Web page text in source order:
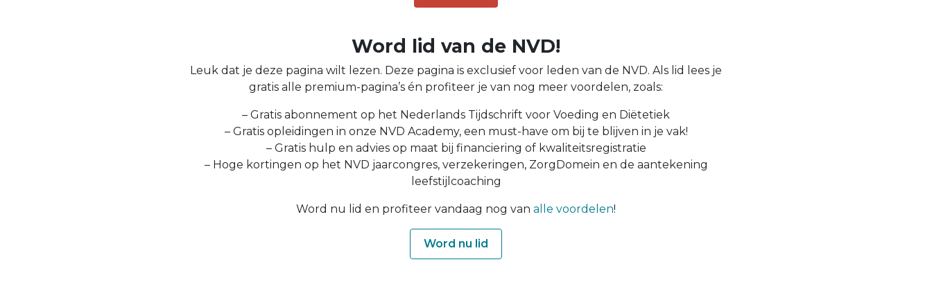
Word lid van de NVD!
Leuk dat je deze pagina wilt lezen. Deze pagina is exclusief voor leden van de NVD. Als lid lees je
gratis alle premium-pagina’s én profiteer je van nog meer voordelen, zoals:
– Gratis abonnement op het Nederlands Tijdschrift voor Voeding en Diëtetiek
– Gratis opleidingen in onze NVD Academy, een must-have om bij te blijven in je vak!
– Gratis hulp en advies op maat bij financiering of kwaliteitsregistratie
– Hoge kortingen op het NVD jaarcongres, verzekeringen, ZorgDomein en de aantekening
leefstijlcoaching
Word nu lid en profiteer vandaag nog van alle voordelen!
Word nu lid